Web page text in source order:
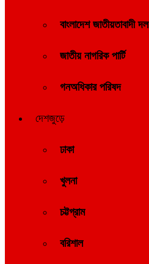
বাংলাদেশ জাতীয়তাবাদী দল
জাতীয় নাগরিক পার্টি
গনঅধিকার পরিষদ
দেশজুড়ে
ঢাকা
খুলনা
চট্টগ্রাম
বরিশাল